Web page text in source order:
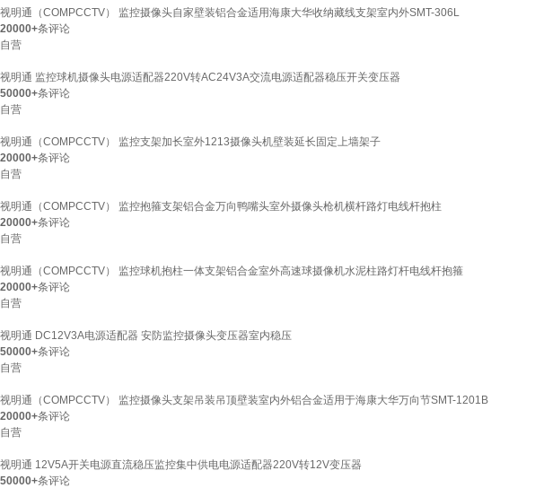
视明通（COMPCCTV） 监控摄像头自家壁装铝合金适用海康大华收纳藏线支架室内外SMT-306L
20000+条评论
自营
视明通 监控球机摄像头电源适配器220V转AC24V3A交流电源适配器稳压开关变压器
50000+条评论
自营
视明通（COMPCCTV） 监控支架加长室外1213摄像头机壁装延长固定上墙架子
20000+条评论
自营
视明通（COMPCCTV） 监控抱箍支架铝合金万向鸭嘴头室外摄像头枪机横杆路灯电线杆抱柱
20000+条评论
自营
视明通（COMPCCTV） 监控球机抱柱一体支架铝合金室外高速球摄像机水泥柱路灯杆电线杆抱箍
20000+条评论
自营
视明通 DC12V3A电源适配器 安防监控摄像头变压器室内稳压
50000+条评论
自营
视明通（COMPCCTV） 监控摄像头支架吊装吊顶壁装室内外铝合金适用于海康大华万向节SMT-1201B
20000+条评论
自营
视明通 12V5A开关电源直流稳压监控集中供电电源适配器220V转12V变压器
50000+条评论